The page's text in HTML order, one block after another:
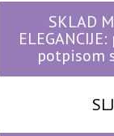
SKLAD
potpisom